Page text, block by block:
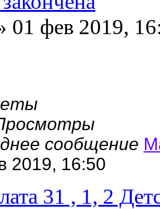
01 фев 2019,
сообщение
2019, 16:50
31 , 1, 2